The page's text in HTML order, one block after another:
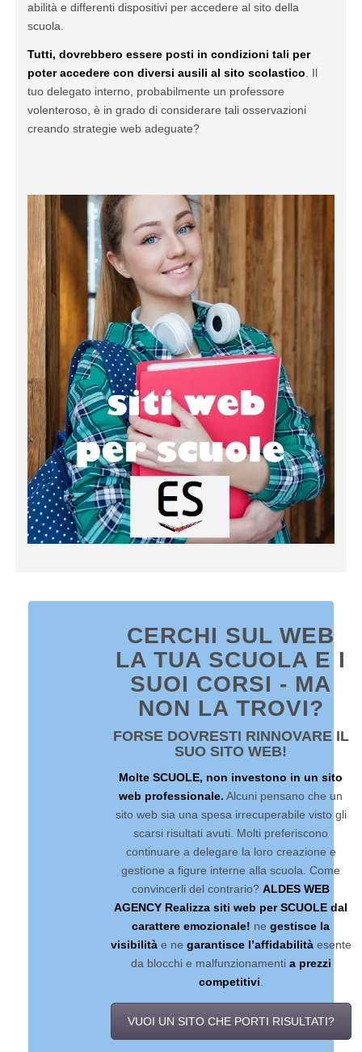
abilità e differenti dispositivi per accedere al sito della
scuola.
Tutti, dovrebbero essere posti in condizioni tali per
poter accedere con diversi ausili al sito scolastico . Il
tuo delegato interno, probabilmente un professore
volenteroso, è in grado di considerare tali osservazioni
creando strategie web adeguate?
CERCHI SUL WEB
LA TUA SCUOLA E I
SUOI CORSI - MA
NON LA TROVI?
FORSE DOVRESTI RINNOVARE IL
SUO SITO WEB!
Molte SCUOLE, non investono in un sito
web professionale. Alcuni pensano che un
sito web sia una spesa irrecuperabile visto gli
scarsi risultati avuti. Molti preferiscono
continuare a delegare la loro creazione e
gestione a figure interne alla scuola. Come
convincerli del contrario?ALDES WEB
AGENCY Realizza siti web per SCUOLE dal
carattere emozionale! negestisce la
visibilitàe ne garantisce l’affidabilitàesente
da blocchi e malfunzionamenti a prezzi
competitivi.
VUOI UN SITO CHE PORTI RISULTATI?